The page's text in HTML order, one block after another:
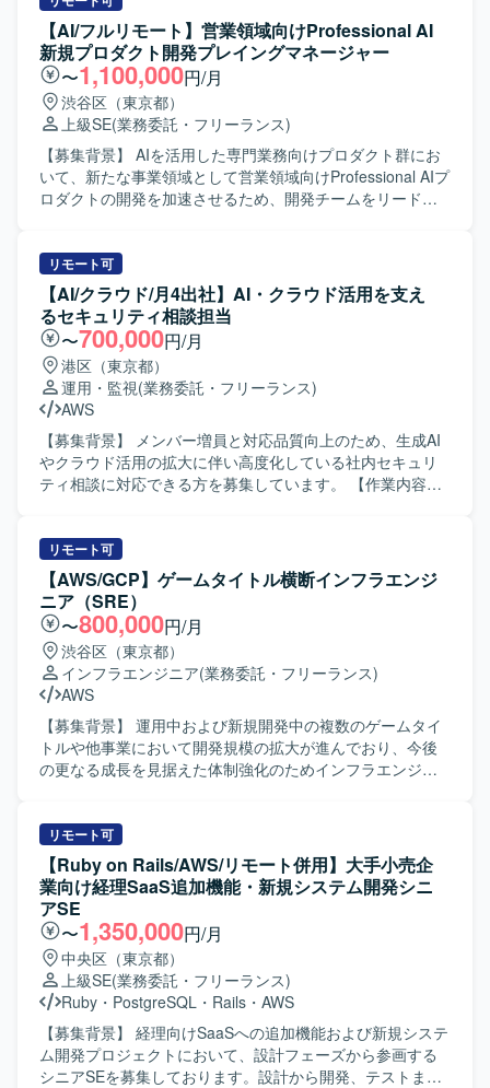
ーズから参画できるため、前例のないゲーム量産基盤をゼ
ロから設計構築でき、大きな裁量を持って開発に取り組め
ます。AIコーディングツール前提の開発スタイルを最前線
で実践でき、今後の開発の標準形をつくり上げていくフェ
ーズに携わることができます。少人数体制ならではのスピ
ード感があり、意思決定から実装、リリースまでを迅速に
進められる環境です。 【開発環境】 開発言語・フレームワ
ークはJavaScript / TypeScriptを使用いたします。開発ツー
ルとしてAIコーディングツール（Claude Code、Codex
イン・オンライン評価指標の設計を担当していただきま
す。 A/Bテストの設計・実施・効果検証を通じたモデル改善
のPDCAを推進していただきます。 モデルのプロダクショ
ン化や基盤上への実装・最適化を行っていただきます。 ML
施策に関する技術的意思決定を行い、PdMなど他職能メン
バーと連携しながら開発を進めていただきます。 レコメン
ドアーキテクチャの進化やコールドスタート問題への対
応、リアルタイム性向上などの課題に対して、実装レベル
で解決策を設計・実装していただきます。 UGCのパーソナ
いただきます。 【求める人物像】 「日常に楽しさを」「新
しい生活圏のカタチをつくる」といったミッションに共感
し、変化の大きい環境で挑戦したいと考えている方を求め
ております。 EC体験の可能性に関心を持ち、ソフトウェア
を軸に大きなチャレンジを行いたい方に参画していただき
たいです。 事業インパクトを意識しながら、データとモデ
ルを用いて課題解決を進める姿勢をお持ちの方を歓迎いた
します。 【ポジションの魅力】 実装したモデルの改善が売
上や滞在時間、継続率などのKPIに直接反映される環境で開
発していただけます。 既に本番稼働しているレコメンドエ
ンジンの次世代アーキテクチャを、自身の技術判断で設
できます。 レコメンドにとどまらず、UGCパーソナライズ
や広告配信最適化など、幅広いML活用領域に関わりながら
キャリアを広げていただけます。 AIツールを前提とした開
発スタイルの中で、少人数でもスピードと品質を両立する
経験を積んでいただけます。 【開発環境】 データ基盤・分
析にはBigQuery、Dataform、Python、Looker Studioを利用
しております。 ML基盤としてGoogle CloudのVertex AIや
Cloud Spannerなどを利用しております。 AI/LLMツールと
してClaude Code、Cursor、Codex、GitHub Copilotなどを
活用しております。 その他のツールとしてGitHub、Slack、
Notionなどを利用しております。
【AI/フルリモート】営業領域向けProfessional AI
新規プロダクト開発プレイングマネージャー
〜1,100,000円/月
渋谷区（東京都）
上級SE(業務委託・フリーランス)
【募集背景】 AIを活用した専門業務向けプロダクト群にお
いて、新たな事業領域として営業領域向けProfessional AIプ
ロダクトの開発を加速させるため、開発チームをリードで
計・実装・レビュー・障害対応までを担当し、開発チーム
をリードしていただきます。 プロダクトマネージャーやUX
デザイナー、各分野のテックリードと協議しながら、プロ
ダクト開発の方向性と実現可能性を検討していただきま
す。 現場の技術課題に対してエンジニアと議論し、課題解
決を促進していただきます。 機能開発・負債解消・技術投
資のバランスを考慮した開発ロードマップを策定し、その
実現をリードしていただきます。 AI駆動開発を前提とした
チーム運営を行い、メンバーが開発に集中できる環境を整
備していただきます。 開発チームの機能デリバリーの責任
者として、チーム全体のアウトプット品質と速度に責任を
ていただける方を求めています。 ドメイン知識とAI技術を
組み合わせて価値あるプロダクトを創出することに意欲的
で、関係者と協働しながら主体的に課題解決を進めていた
だける方が望ましいです。 【ポジションの魅力】 新規プロ
ダクトの立ち上げ初期フェーズから参画し、プロダクトコ
ンセプトの具体化や根幹機能の設計・実装に大きな裁量を
持って関われます。 AIの精度向上やカバー範囲拡大、外部
サービスとの連携強化といった重要テーマに主導的に取り
組み、AIが業務を遂行する世界観の実現に直結する開発経
験を積むことができます。 【開発環境】 詳細な技術スタッ
クや使用ツールは専用ドキュメントに整理されており、
スや評価基盤なども順次整備されています。
リモート可
【AI/クラウド/月4出社】AI・クラウド活用を支え
るセキュリティ相談担当
〜700,000円/月
港区（東京都）
運用・監視(業務委託・フリーランス)
AWS
【募集背景】 メンバー増員と対応品質向上のため、生成AI
やクラウド活用の拡大に伴い高度化している社内セキュリ
ティ相談に対応できる方を募集しています。 【作業内容】
フローを踏まえたリスク整理と判断、AM／認証設計の妥当
性確認、個人情報・機密情報の取り扱い確認、利用規約・
DPA等の懸念点抽出を行い、関係部門との議論および代替
案提示をしていただきます。過去の相談・審査結果の棚卸
しおよび論点分類、判断基準のパターン化・再利用可能な
形への可視化、FAQ／ナレッジベースへの落とし込みな
ど、既存チェック結果の整理も行っていただきます。あわ
せて相談傾向の分析を行い、ガイドライン・標準化に向け
た改善提案や社内リテラシー向上のための啓発資料ドラフ
ト作成など継続的改善も推進していただきます。 【求める
人物像】 事実に基づき結論を出せる方を求めています。判
境です。 【ポジションの魅力】 生成AIやクラウド活用が進
む環境において、AI／SaaS／クラウド利用に関するセキュ
リティ相談を通じ実践的なリスク整理と判断に携わること
ができます。CSIRTや情報セキュリティ推進などと連携し
ながら、チェック結果の蓄積を活かした相談品質の安定
化・標準化に取り組み、ガイドライン整備やナレッジベー
ス構築など組織全体のセキュリティレベル向上に貢献でき
るポジションです。 【開発環境】 AI／SaaS／クラウド等
の各種サービスや、クラウド（AWS/GCP等）環境を対象と
したセキュリティ相談・評価業務の環境でご就業いただき
ます。
リモート可
【AWS/GCP】ゲームタイトル横断インフラエンジ
ニア（SRE）
〜800,000円/月
渋谷区（東京都）
インフラエンジニア(業務委託・フリーランス)
AWS
【募集背景】 運用中および新規開発中の複数のゲームタイ
トルや他事業において開発規模の拡大が進んでおり、今後
の更なる成長を見据えた体制強化のためインフラエンジニ
の協業を通じて組織とともに成長していただける方を求め
ております。 【作業内容】 ・スマートフォン向けゲームお
よびWebサービスのサーバインフラ環境の設計・構築・運
用を行います。 ・運用中および開発中のゲームタイトルを
横断して、インフラ面からプロジェクトを支援していただ
きます。 ・新しい技術の検証や導入展開を行い、サービス
にとって最適なインフラ構成の検討を行います。 ・パフォ
ーマンス向上やコスト削減など、インフラ面からの課題解
決に取り組んでいただきます。 【求める人物像】 ・インフ
ラアーキテクチャの検討や新技術のキャッチアップが好き
で、主体的に提案・改善に取り組める方を求めておりま
す。 ・チームやプロジェクトを横断してコミュニケーショ
リモート可
【Ruby on Rails/AWS/リモート併用】大手小売企
業向け経理SaaS追加機能・新規システム開発シニ
アSE
〜1,350,000円/月
中央区（東京都）
上級SE(業務委託・フリーランス)
Ruby ・ PostgreSQL ・ Rails ・ AWS
【募集背景】 経理向けSaaSへの追加機能および新規システ
ム開発プロジェクトにおいて、設計フェーズから参画する
シニアSEを募集しております。設計から開発、テストまで